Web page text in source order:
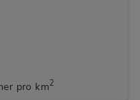
pro km2